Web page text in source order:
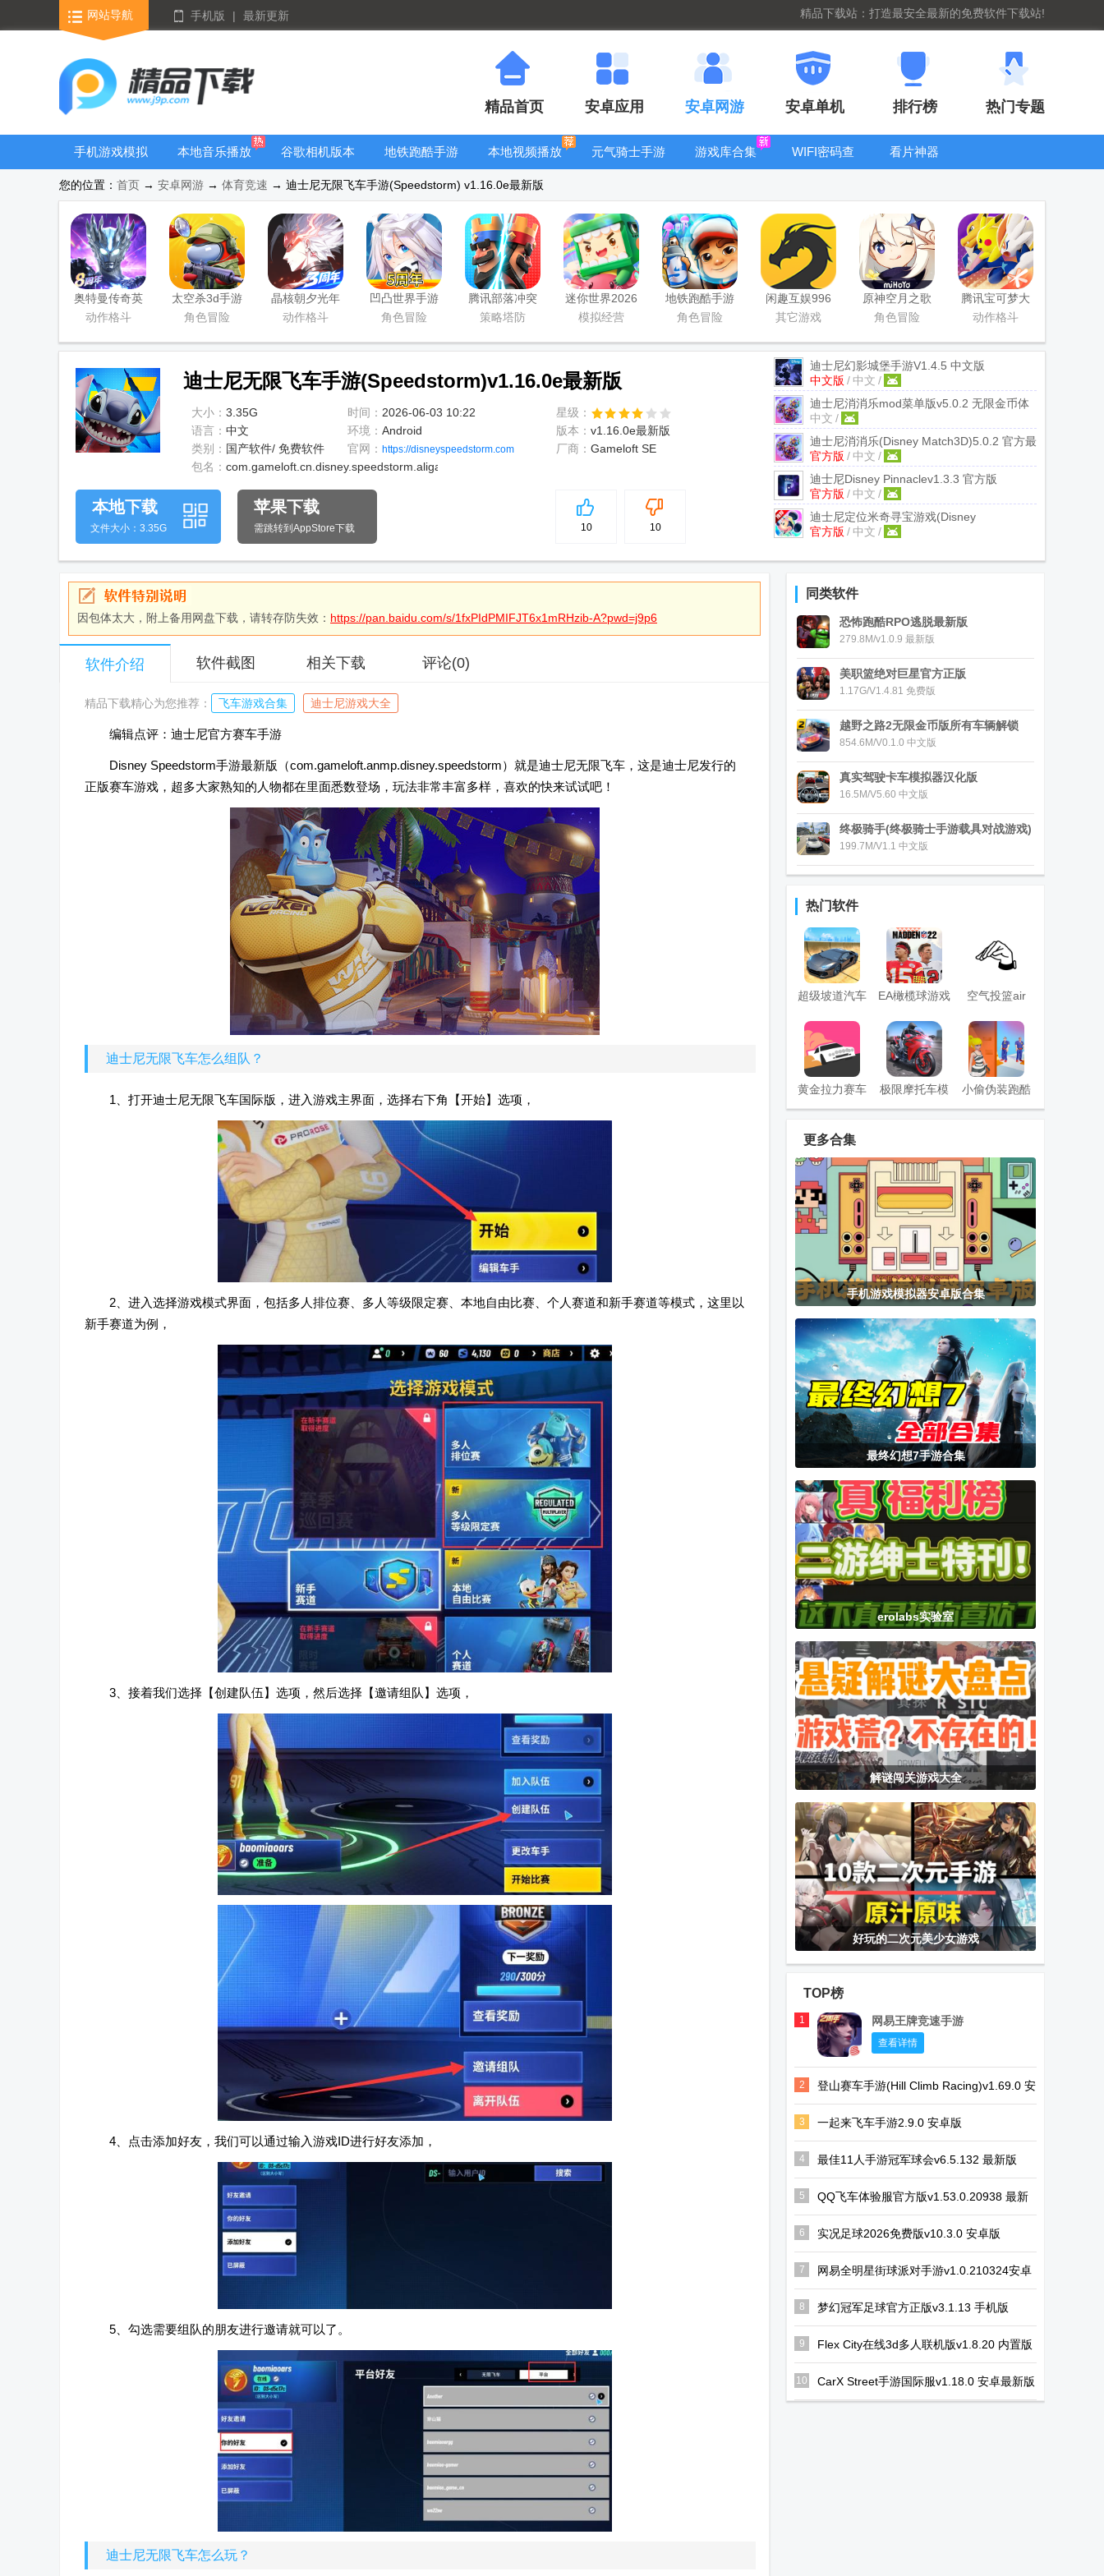
网站导航 手机版 | 最新更新 精品下载站：打造最安全最新的免费软件下载站!
精品首页 安卓应用 安卓网游 安卓单机 排行榜 热门专题
手机游戏模拟
器安卓版合集
本地音乐播放
谷歌相机版本
地铁跑酷手游
本地视频播放
器
元气骑士手游
游戏库合集
WIFI密码查
看片神器
您的位置： 首页 → 安卓网游 → 体育竞速 → 迪士尼无限飞车手游(Speedstorm) v1.16.0e最新版
奥特曼传奇英
雄手游正版
动作格斗
太空杀3d手游
角色冒险
晶核朝夕光年
官服版
动作格斗
凹凸世界手游
正版
角色冒险
腾讯部落冲突
皇室战争手游
策略塔防
迷你世界2026
最新升级版
模拟经营
地铁跑酷手游
国服
角色冒险
闲趣互娱996
传奇盒子官方
其它游戏
原神空月之歌
版本
角色冒险
腾讯宝可梦大
集结国服正式
动作格斗
迪士尼无限飞车手游(Speedstorm)v1.16.0e最新版
大小： 3.35G 时间： 2026-06-03 10:22
星级：
语言： 中文 环境： Android 版本： v1.16.0e最新版
类别： 国产软件/ 免费软件 官网： https://disneyspeedstorm.com 厂商： Gameloft SE
包名： com.gameloft.cn.disney.speedstorm.aligames
迪士尼幻影城堡手游V1.4.5 中文版
中文版 / 中文 /
迪士尼消消乐mod菜单版v5.0.2 无限金币体
力版
中文 /
迪士尼消消乐(Disney Match3D)5.0.2 官方最
新版
官方版 / 中文 /
迪士尼Disney Pinnaclev1.3.3 官方版
官方版 / 中文 /
迪士尼定位米奇寻宝游戏(Disney
STEP)v1.0.0 官方版
官方版 / 中文 /
5
10 10
本地下载
文件大小：3.35G
苹果下载
需跳转到AppStore下载
因包体太大，附上备用网盘下载，请转存防失效： https://pan.baidu.com/s/1fxPIdPMIFJT6x1mRHzib-A?pwd=j9p6
软件介绍 软件截图 相关下载 评论(0)
精品下载精心为您推荐： 飞车游戏合集 迪士尼游戏大全
编辑点评：迪士尼官方赛车手游
Disney Speedstorm手游最新版（com.gameloft.anmp.disney.speedstorm）就是迪士尼无限飞车，这是迪士尼发行的
正版赛车游戏，超多大家熟知的人物都在里面悉数登场，玩法非常丰富多样，喜欢的快来试试吧！
迪士尼无限飞车怎么组队？
1、打开迪士尼无限飞车国际版，进入游戏主界面，选择右下角【开始】选项，
2、进入选择游戏模式界面，包括多人排位赛、多人等级限定赛、本地自由比赛、个人赛道和新手赛道等模式，这里以
新手赛道为例，
3、接着我们选择【创建队伍】选项，然后选择【邀请组队】选项，
4、点击添加好友，我们可以通过输入游戏ID进行好友添加，
5、勾选需要组队的朋友进行邀请就可以了。
迪士尼无限飞车怎么玩？
同类软件
恐怖跑酷RPO逃脱最新版
279.8M/v1.0.9 最新版
美职篮绝对巨星官方正版
1.17G/V1.4.81 免费版
越野之路2无限金币版所有车辆解锁
854.6M/V0.1.0 中文版
真实驾驶卡车模拟器汉化版
16.5M/V5.60 中文版
终极骑手(终极骑士手游载具对战游戏)
199.7M/V1.1 中文版
热门软件
超级坡道汽车
特技
EA橄榄球游戏
Madden
NFL22手游
空气投篮air
shot安卓版
黄金拉力赛车
游戏(Art of
Rally)
极限摩托车模
拟器
小偷伪装跑酷
(Thief Run
超级棒球联盟
Super
Baseball
League
沙漠司机
腾讯全民大灌
篮游戏最新版
披萨男孩模拟
器(Pizza Boy
A Pro中文版)
飞飞无限宇宙
最新版
魔法哈奇手游
最新版
Adva GBC GB
模拟器
最终幻想9重
制版安卓
就爱捕鱼最新
版
罗布勒斯中文
国际版
(Roblox)
汉堡店的四个
夜晚手游
DroidJoy汉化
中文版
更多合集
手机游戏模拟器安卓版合集
最终幻想7手游合集
erolabs实验室
解谜闯关游戏大全
好玩的二次元美少女游戏
TOP榜
1 网易王牌竞速手游
查看详情
2
登山赛车手游(Hill Climb Racing)v1.69.0 安
卓正版
3 一起来飞车手游2.9.0 安卓版
4 最佳11人手游冠军球会v6.5.132 最新版
5
QQ飞车体验服官方版v1.53.0.20938 最新
安卓版
6 实况足球2026免费版v10.3.0 安卓版
7
网易全明星街球派对手游v1.0.210324安卓
中文版
8 梦幻冠军足球官方正版v3.1.13 手机版
9 Flex City在线3d多人联机版v1.8.20 内置版
10 CarX Street手游国际服v1.18.0 安卓最新版